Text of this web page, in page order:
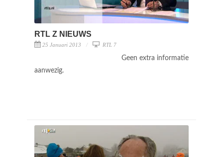
RTL Z NIEUWS
25 Januari 2013 RTL 7
Geen extra informatie
aanwezig.